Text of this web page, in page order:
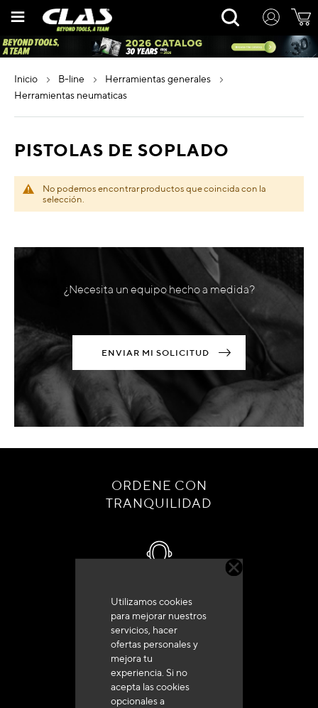
Utilizamos cookies
para mejorar nuestros
servicios, hacer
ofertas personales y
mejora tu
experiencia. Si no
acepta las cookies
opcionales a
Rechercher
inicio b-line
herramientas generales
herramientas neumaticas
PISTOLAS DE SOPLADO
No podemos encontrar productos que coincida con la
selección.
¿Necesita un equipo hecho a medida?
ENVIAR MI SOLICITUD
ORDENE CON
TRANQUILIDAD
Servicio de atención al cliente
+33 (0)4 79 72 62 22 Pulse 1